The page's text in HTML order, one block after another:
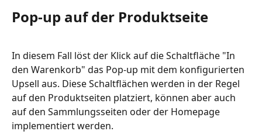
Pop-up auf der Produktseite
In diesem Fall löst der Klick auf die Schaltfläche "In
den Warenkorb" das Pop-up mit dem konfigurierten
Upsell aus. Diese Schaltflächen werden in der Regel
auf den Produktseiten platziert, können aber auch
auf den Sammlungsseiten oder der Homepage
implementiert werden.